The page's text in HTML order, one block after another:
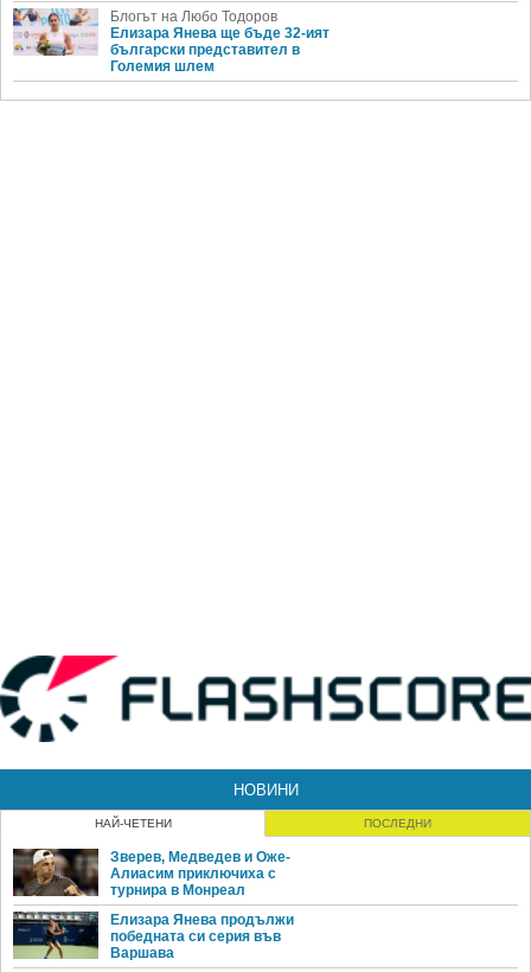
Блогът на Любо Тодоров
Елизара Янева ще бъде 32-ият
български представител в
Големия шлем
НОВИНИ
НАЙ-ЧЕТЕНИ ПОСЛЕДНИ
Зверев, Медведев и Оже-
Алиасим приключиха с
турнира в Монреал
Елизара Янева продължи
победната си серия във
Варшава